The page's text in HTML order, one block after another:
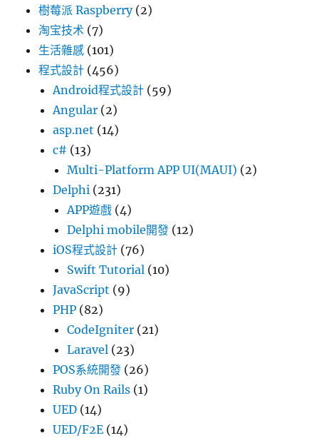
樹莓派 Raspberry(2)
淘宝技术 (7)
生活雜感 (101)
程式設計 (456)
Android程式設計 (59)
Angular (2)
asp.net (14)
c# (13)
Multi-Platform APP UI(MAUI) (2)
Delphi (231)
APP遊戲 (4)
Delphi mobile開發 (12)
iOS程式設計 (76)
Swift Tutorial (10)
JavaScript (9)
PHP (82)
CodeIgniter (21)
Laravel (23)
POS系統開發 (26)
Ruby On Rails (1)
UED (14)
UED/F2E (14)